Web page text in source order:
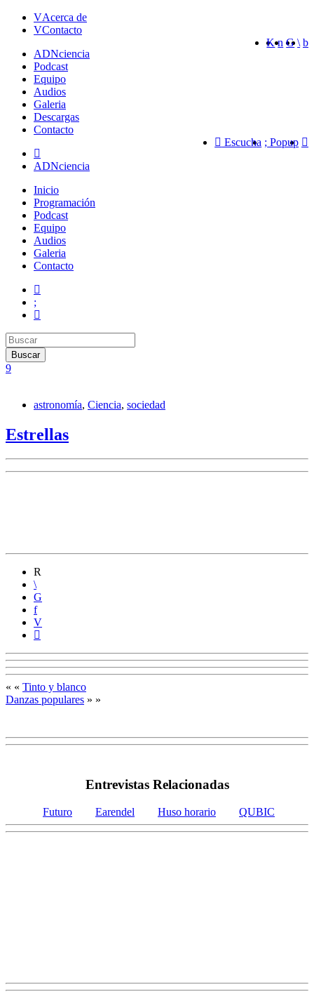
Acerca de
Contacto
ADNciencia
Podcast
Equipo
Audios
Galeria
Descargas
Contacto
Popup
Escucha
ADNciencia
Inicio
Programación
Podcast
Equipo
Audios
Galeria
Contacto
astronomía, Ciencia, sociedad
Estrellas
« « Tinto y blanco
Danzas populares » »
Entrevistas Relacionadas
Futuro Earendel Huso horario QUBIC